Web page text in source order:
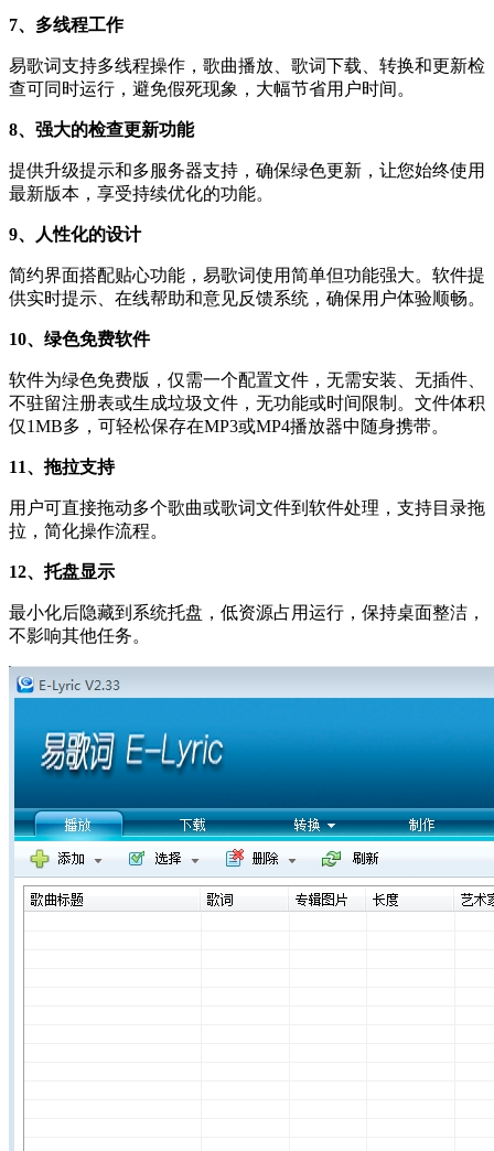
7、多线程工作
易歌词支持多线程操作，歌曲播放、歌词下载、转换和更新检
查可同时运行，避免假死现象，大幅节省用户时间。
8、强大的检查更新功能
提供升级提示和多服务器支持，确保绿色更新，让您始终使用
最新版本，享受持续优化的功能。
9、人性化的设计
简约界面搭配贴心功能，易歌词使用简单但功能强大。软件提
供实时提示、在线帮助和意见反馈系统，确保用户体验顺畅。
10、绿色免费软件
软件为绿色免费版，仅需一个配置文件，无需安装、无插件、
不驻留注册表或生成垃圾文件，无功能或时间限制。文件体积
仅1MB多，可轻松保存在MP3或MP4播放器中随身携带。
11、拖拉支持
用户可直接拖动多个歌曲或歌词文件到软件处理，支持目录拖
拉，简化操作流程。
12、托盘显示
最小化后隐藏到系统托盘，低资源占用运行，保持桌面整洁，
不影响其他任务。